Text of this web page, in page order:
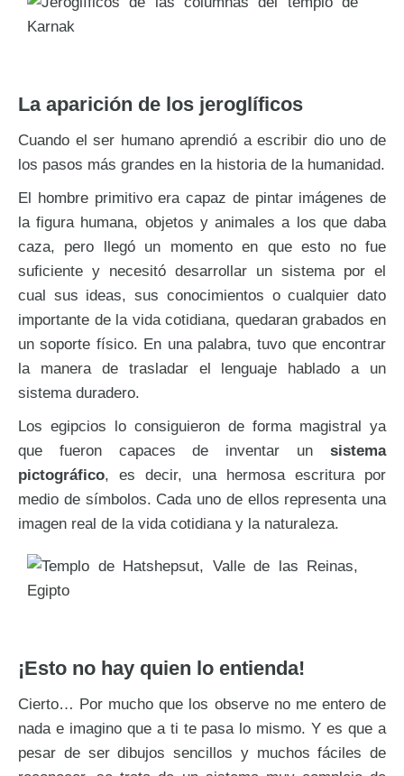
La aparición de los jeroglíficos
Cuando el ser humano aprendió a escribir dio uno de
los pasos más grandes en la historia de la humanidad.
El hombre primitivo era capaz de pintar imágenes de
la figura humana, objetos y animales a los que daba
caza, pero llegó un momento en que esto no fue
suficiente y necesitó desarrollar un sistema por el
cual sus ideas, sus conocimientos o cualquier dato
importante de la vida cotidiana, quedaran grabados en
un soporte físico. En una palabra, tuvo que encontrar
la manera de trasladar el lenguaje hablado a un
sistema duradero.
Los egipcios lo consiguieron de forma magistral ya
que fueron capaces de inventar un sistema
pictográfico, es decir, una hermosa escritura por
medio de símbolos. Cada uno de ellos representa una
imagen real de la vida cotidiana y la naturaleza.
¡Esto no hay quien lo entienda!
Cierto… Por mucho que los observe no me entero de
nada e imagino que a ti te pasa lo mismo. Y es que a
pesar de ser dibujos sencillos y muchos fáciles de